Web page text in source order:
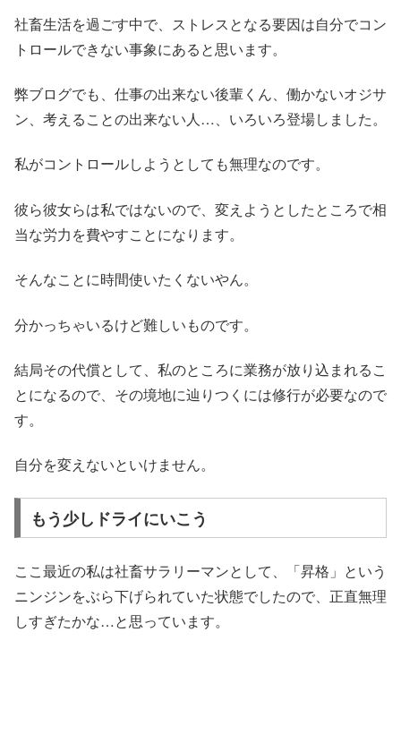
社畜生活を過ごす中で、ストレスとなる要因は自分でコン
トロールできない事象にあると思います。
弊ブログでも、仕事の出来ない後輩くん、働かないオジサ
ン、考えることの出来ない人…、いろいろ登場しました。
私がコントロールしようとしても無理なのです。
彼ら彼女らは私ではないので、変えようとしたところで相
当な労力を費やすことになります。
そんなことに時間使いたくないやん。
分かっちゃいるけど難しいものです。
結局その代償として、私のところに業務が放り込まれるこ
とになるので、その境地に辿りつくには修行が必要なので
す。
自分を変えないといけません。
もう少しドライにいこう
ここ最近の私は社畜サラリーマンとして、「昇格」という
ニンジンをぶら下げられていた状態でしたので、正直無理
しすぎたかな…と思っています。